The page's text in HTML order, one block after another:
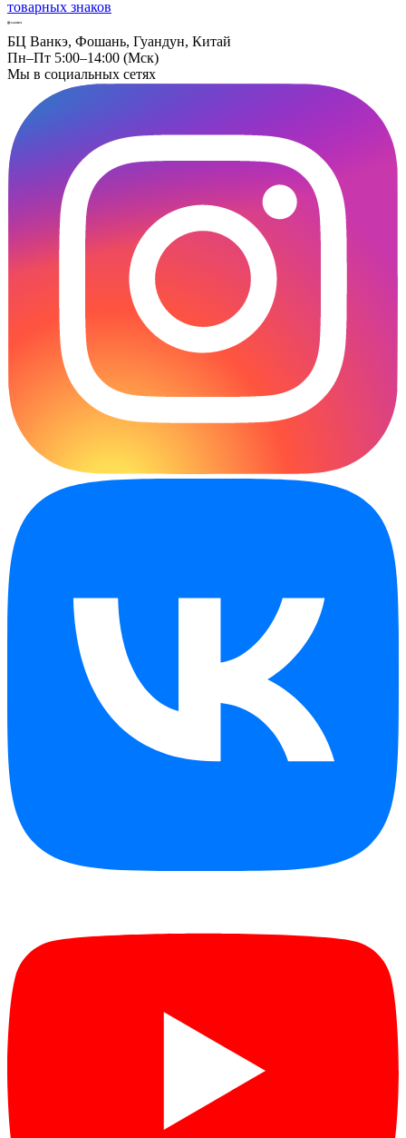
товарных знаков
БЦ Ванкэ, Фошань, Гуандун, Китай
Пн–Пт 5:00–14:00 (Мск)
Мы в социальных сетях